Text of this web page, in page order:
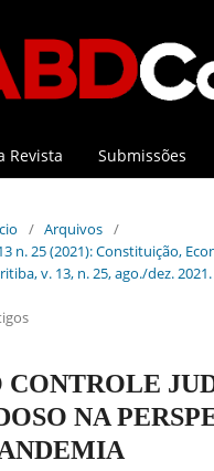
Revista Submissões
/ Arquivos /
n. 25 (2021): Constituição,
v. 13, n. 25, ago./dez. 2021.
CONTROLE
NA